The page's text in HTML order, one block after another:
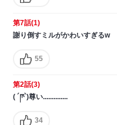
第7話(1)
謝り倒すミルがかわいすぎるw
55
第2話(3)
( ´ཫ`)尊い..............
34